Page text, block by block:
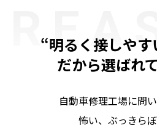
“明るく接しや
だから選ばれ
自動車修理工場に問
怖い、ぶっきら